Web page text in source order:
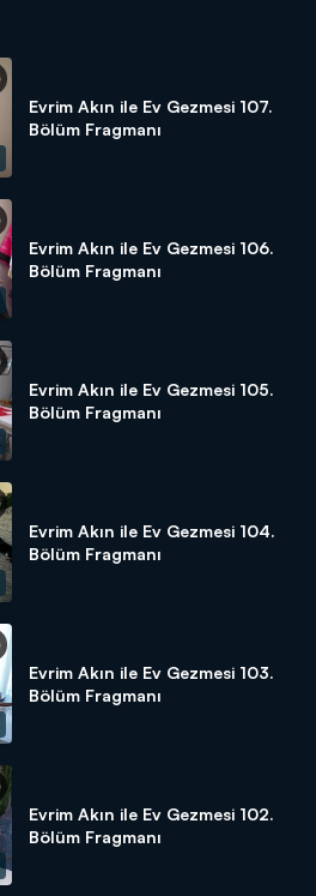
Evrim Akın ile Ev Gezmesi 107.
Bölüm Fragmanı
Evrim Akın ile Ev Gezmesi 106.
Bölüm Fragmanı
Evrim Akın ile Ev Gezmesi 105.
Bölüm Fragmanı
Evrim Akın ile Ev Gezmesi 104.
Bölüm Fragmanı
Evrim Akın ile Ev Gezmesi 103.
Bölüm Fragmanı
Evrim Akın ile Ev Gezmesi 102.
Bölüm Fragmanı